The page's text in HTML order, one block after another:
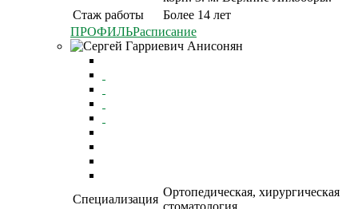
Стаж работы
Более 14 лет
ПРОФИЛЬРасписание
Специализация
Ортопедическая, хирургическая